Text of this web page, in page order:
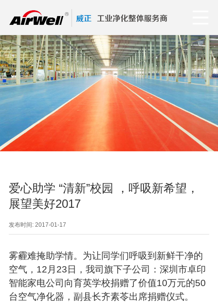
爱心助学 “清新”校园 ，呼吸新希望，
展望美好2017
发布时间: 2017-01-17
雾霾难掩助学情。为让同学们呼吸到新鲜干净的
空气，12月23日，我司旗下子公司：深圳市卓印
智能家电公司向育英学校捐赠了价值10万元的50
台空气净化器，副县长齐素苓出席捐赠仪式。